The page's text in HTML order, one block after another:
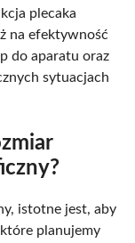
plecaka
na efektywność
do aparatu oraz
sytuacjach
istotne jest, aby
planujemy